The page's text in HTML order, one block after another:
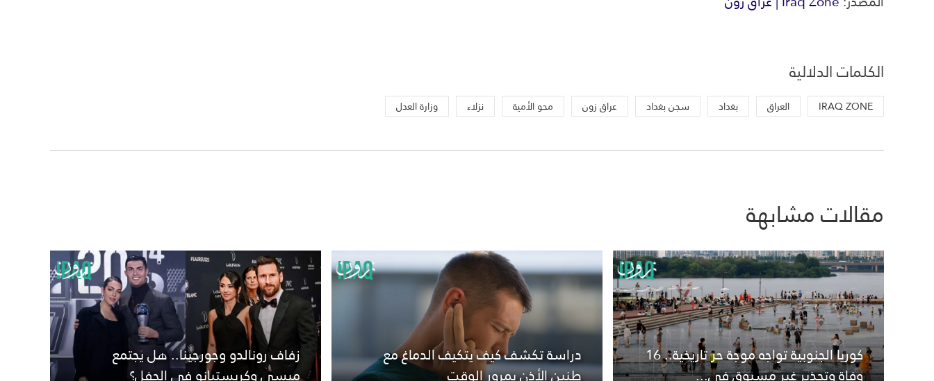
الكلمات الدلالية
IRAQ ZONE العراق بغداد سجن بغداد عراق زون محو الأمية نزلاء وزارة العدل
مقالات مشابهة
كوريا الجنوبية تواجه موجة حر تاريخية.. 16
وفاة وتحذير غير مسبوق في...
دراسة تكشف كيف يتكيف الدماغ مع
طنين الأذن بمرور الوقت
زفاف رونالدو وجورجينا.. هل يجتمع
ميسي وكريستيانو في الحفل؟